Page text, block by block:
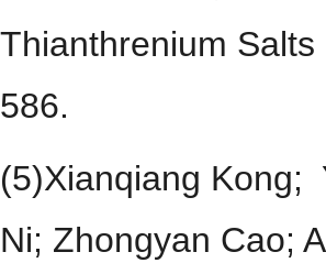
Thianthrenium
586.
(5)Xianqiang Kong;
Ni; Zhongyan Cao;